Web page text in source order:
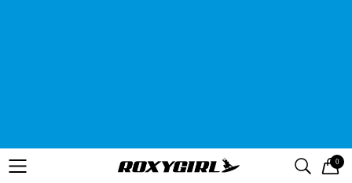
메뉴 검색
로고 0